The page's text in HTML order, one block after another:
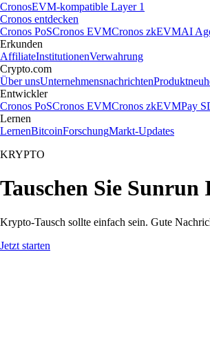
CronosEVM-kompatible Layer 1
Cronos entdecken
Cronos PoSCronos EVMCronos zkEVMAI
Erkunden
AffiliateInstitutionenVerwahrung
Crypto.com
Über unsUnternehmensnachrichten
Entwickler
Cronos PoSCronos EVMCronos zkEVMPay
Lernen
LernenBitcoinForschungMarkt-Updates
KRYPTO
Tauschen Sie
Krypto-Tausch sollte einfach sein. Gute
Jetzt starten